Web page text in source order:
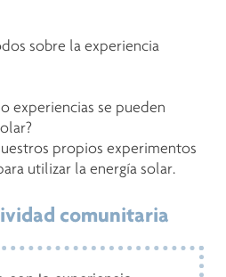
sobre la experiencia
experiencias se pueden
propios experimentos
utilizar la energía solar.
comunitaria